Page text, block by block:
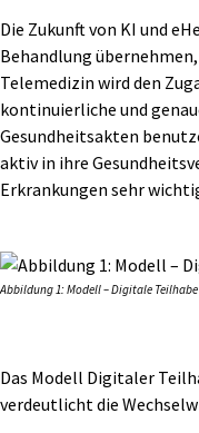
Die Zukunft von KI und
Behandlung
Telemedizin wird den
kontinuierliche und
Gesundheitsakten
aktiv in ihre
Erkrankungen sehr
Abbildung 1: Modell – Digitale
Das Modell Digitaler
verdeutlicht die